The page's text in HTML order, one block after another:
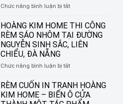
Chức năng bình luận bị tắtở
TỔ
ONG
TRÊN
KÍNH
GIẢI
TINH
TẾ
CHO
HOÀNG KIM HOME THI CÔNG
RÈM SÁO NHÔM TẠI ĐƯỜNG
NGUYỄN SINH SẮC, LIÊN
CHIỂU, ĐÀ NẴNG
Chức năng bình luận bị tắtở
KIM
HOME
THI
RÈM CUỐN IN TRANH HOÀNG
KIM HOME – BIẾN Ô CỬA